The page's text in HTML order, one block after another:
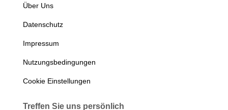
Über Uns
Datenschutz
Impressum
Nutzungsbedingungen
Cookie Einstellungen
Treffen Sie uns persönlich